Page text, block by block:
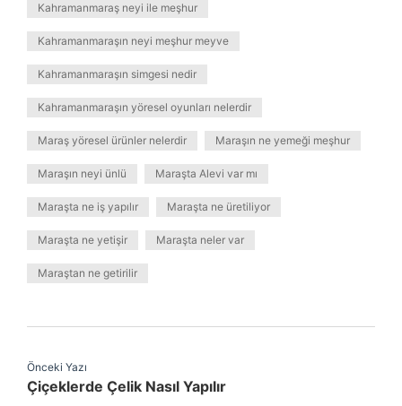
Kahramanmaraş neyi ile meşhur
Kahramanmaraşın neyi meşhur meyve
Kahramanmaraşın simgesi nedir
Kahramanmaraşın yöresel oyunları nelerdir
Maraş yöresel ürünler nelerdir Maraşın ne yemeği meşhur
Maraşın neyi ünlü Maraşta Alevi var mı
Maraşta ne iş yapılır Maraşta ne üretiliyor
Maraşta ne yetişir Maraşta neler var
Maraştan ne getirilir
Önceki Yazı
Çiçeklerde Çelik Nasıl Yapılır